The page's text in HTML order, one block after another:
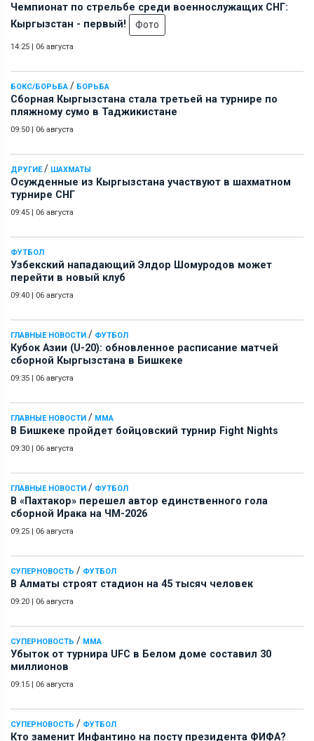
Чемпионат по стрельбе среди военнослужащих СНГ:
Кыргызстан - первый!
Фото
14:25 | 06 августа
БОКС/БОРЬБА / БОРЬБА
Сборная Кыргызстана стала третьей на турнире по
пляжному сумо в Таджикистане
09:50 | 06 августа
ДРУГИЕ/ ШАХМАТЫ
Осужденные из Кыргызстана участвуют в шахматном
турнире СНГ
09:45 | 06 августа
ФУТБОЛ
Узбекский нападающий Элдор Шомуродов может
перейти в новый клуб
09:40 | 06 августа
ГЛАВНЫЕ НОВОСТИ / ФУТБОЛ
Кубок Азии (U-20): обновленное расписание матчей
сборной Кыргызстана в Бишкеке
09:35 | 06 августа
ГЛАВНЫЕ НОВОСТИ / ММА
В Бишкеке пройдет бойцовский турнир Fight Nights
09:30 | 06 августа
ГЛАВНЫЕ НОВОСТИ / ФУТБОЛ
В «Пахтакор» перешел автор единственного гола
сборной Ирака на ЧМ-2026
09:25 | 06 августа
СУПЕРНОВОСТЬ / ФУТБОЛ
В Алматы строят стадион на 45 тысяч человек
09:20 | 06 августа
СУПЕРНОВОСТЬ / ММА
Убыток от турнира UFC в Белом доме составил 30
миллионов
09:15 | 06 августа
СУПЕРНОВОСТЬ / ФУТБОЛ
Кто заменит Инфантино на посту президента ФИФА?